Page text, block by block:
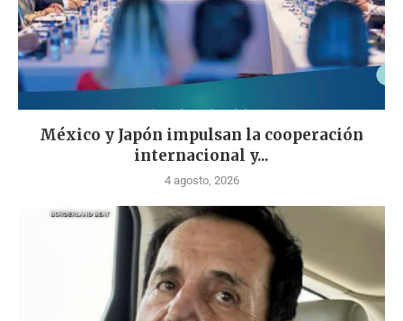
México y Japón impulsan la cooperación
internacional y...
4 agosto, 2026